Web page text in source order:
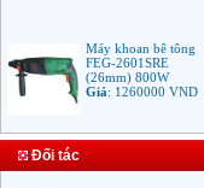
Máy khoan bê tông
FEG-2601SRE
(26mm) 800W
Giá:1260000VND
Giá:330000VND
Đối tác